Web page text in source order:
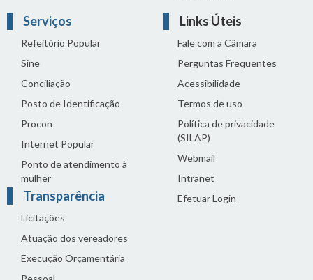
Serviços
Refeitório Popular
Sine
Conciliação
Posto de Identificação
Procon
Internet Popular
Ponto de atendimento à
mulher
Transparência
Licitações
Atuação dos vereadores
Execução Orçamentária
Links Úteis
Fale com a Câmara
Perguntas Frequentes
Acessibilidade
Termos de uso
Política de privacidade
(SILAP)
Webmail
Intranet
Efetuar Login